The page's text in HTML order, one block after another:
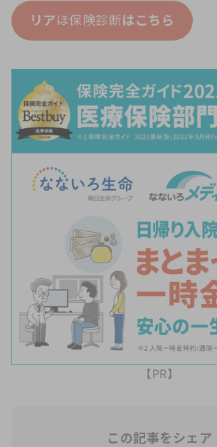
リアほ保険診断はこちら
【PR】
この記事をシェア